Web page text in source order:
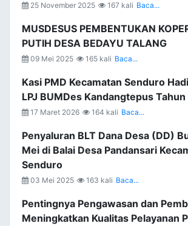
25 November 2025 167 kali Baca...
MUSDESUS PEMBENTUKAN
PUTIH DESA BEDAYU TALANG
09 Mei 2025 165 kali Baca...
Kasi PMD Kecamatan Senduro
LPJ BUMDes Kandangtepus
17 Maret 2026 164 kali Baca...
Penyaluran BLT Dana Desa (DD)
Mei di Balai Desa Pandansari
Senduro
03 Mei 2025 163 kali Baca...
Pentingnya Pengawasan dan
Meningkatkan Kualitas Pelayanan